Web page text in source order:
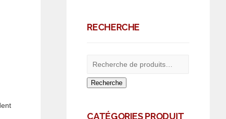
RECHERCHE
Recherche
CATÉGORIES PRODUIT